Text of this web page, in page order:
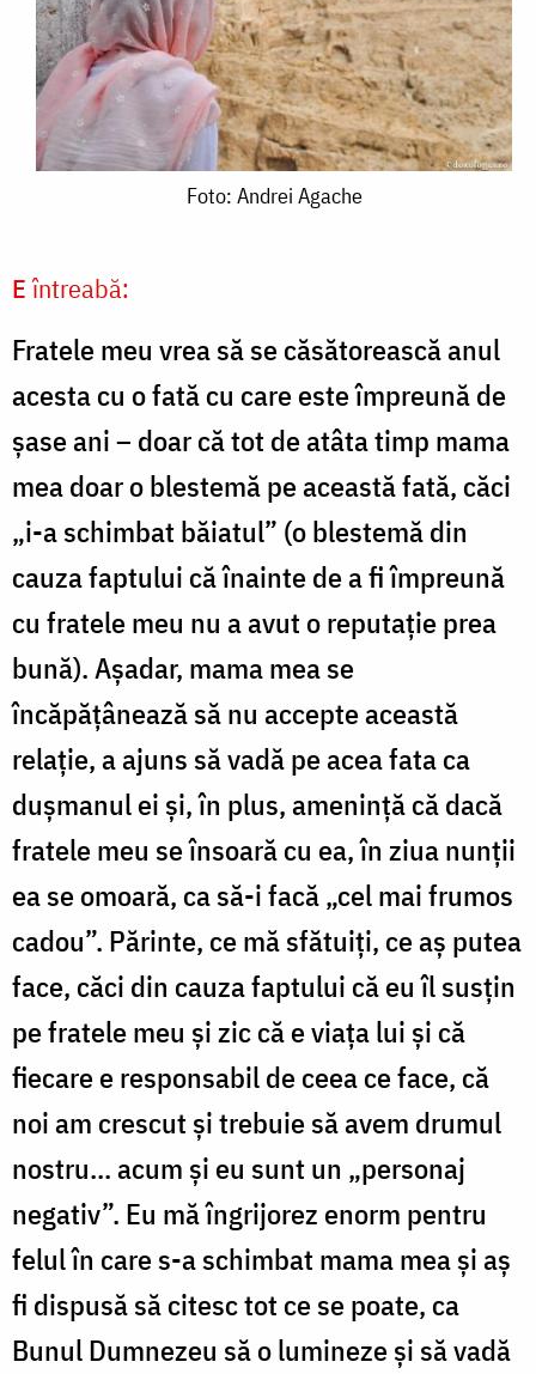
Agache
Foto: Andrei Agache
Eîntreabă:
Fratele meu vrea să se căsătorească anul
acesta cu o fată cu care este împreună de
șase ani – doar că tot de atâta timp mama
mea doar o blestemă pe această fată, căci
„i-a schimbat băiatul” (o blestemă din
cauza faptului că înainte de a fi împreună
cu fratele meu nu a avut o reputație prea
bună). Așadar, mama mea se
încăpățânează să nu accepte această
relație, a ajuns să vadă pe acea fata ca
dușmanul ei și, în plus, amenință că dacă
fratele meu se însoară cu ea, în ziua nunții
ea se omoară, ca să-i facă „cel mai frumos
cadou”. Părinte, ce mă sfătuiți, ce aș putea
face, căci din cauza faptului că eu îl susțin
pe fratele meu și zic că e viața lui și că
fiecare e responsabil de ceea ce face, că
noi am crescut și trebuie să avem drumul
nostru... acum și eu sunt un „personaj
negativ”. Eu mă îngrijorez enorm pentru
felul în care s-a schimbat mama mea și aș
fi dispusă să citesc tot ce se poate, ca
Bunul Dumnezeu să o lumineze și să vadă